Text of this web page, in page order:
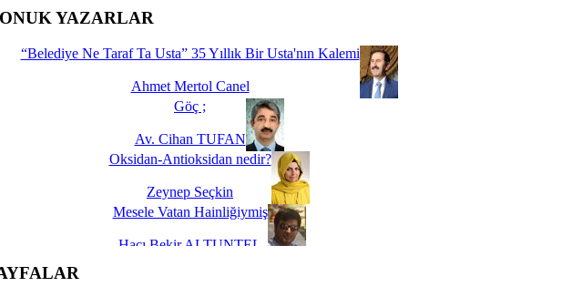
İşte Biz buyuz...
YAZARLAR
“Belediye Ne Taraf Ta Usta” 35 Yıllık Bir Usta'nın Kalemi
Ahmet Mertol Canel
Göç ;
Av. Cihan TUFAN
Oksidan-Antioksidan nedir?
Zeynep Seçkin
Mesele Vatan Hainliğiymiş
Hacı Bekir ALTUNTEL